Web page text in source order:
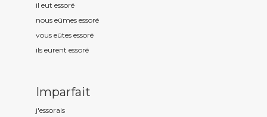
il eut essoré
nous eûmes essoré
vous eûtes essoré
ils eurent essoré
Imparfait
j'essorais